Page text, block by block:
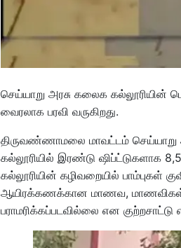
செய்யாறு அரசு கலைக கல்லூரியின்
வைரலாக பரவி வருகிறது.
திருவண்ணாமலை மாவட்டம் செய்யாறு
கல்லூரியில் இரண்டு ஷிப்ட்டுகளாக
கல்லூரியின் கழிவறையில் பாம்புகள்
ஆயிரக்கணக்கான மாணவ, மாணவிகள்
பராமரிக்கப்படவில்லை என குற்றசாட்டு